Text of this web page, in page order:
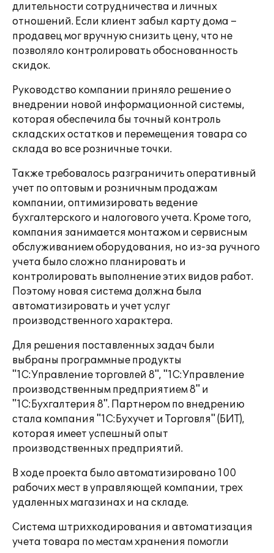
длительности сотрудничества и личных
отношений. Если клиент забыл карту дома –
продавец мог вручную снизить цену, что не
позволяло контролировать обоснованность
скидок.
Руководство компании приняло решение о
внедрении новой информационной системы,
которая обеспечила бы точный контроль
складских остатков и перемещения товара со
склада во все розничные точки.
Также требовалось разграничить оперативный
учет по оптовым и розничным продажам
компании, оптимизировать ведение
бухгалтерского и налогового учета. Кроме того,
компания занимается монтажом и сервисным
обслуживанием оборудования, но из-за ручного
учета было сложно планировать и
контролировать выполнение этих видов работ.
Поэтому новая система должна была
автоматизировать и учет услуг
производственного характера.
Для решения поставленных задач были
выбраны программные продукты
"1С:Управление торговлей 8", "1С:Управление
производственным предприятием 8" и
"1С:Бухгалтерия 8". Партнером по внедрению
стала компания "1С:Бухучет и Торговля" (БИТ),
которая имеет успешный опыт
производственных предприятий.
В ходе проекта было автоматизировано 100
рабочих мест в управляющей компании, трех
удаленных магазинах и на складе.
Система штрихкодирования и автоматизация
учета товара по местам хранения помогли